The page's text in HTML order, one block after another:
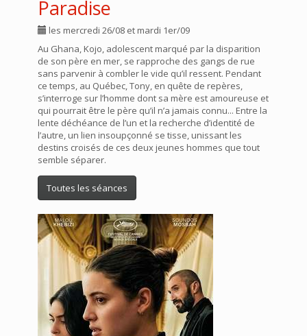
Paradise
les mercredi 26/08 et mardi 1er/09
Au Ghana, Kojo, adolescent marqué par la disparition
de son père en mer, se rapproche des gangs de rue
sans parvenir à combler le vide qu’il ressent. Pendant
ce temps, au Québec, Tony, en quête de repères,
s’interroge sur l’homme dont sa mère est amoureuse et
qui pourrait être le père qu’il n’a jamais connu... Entre la
lente déchéance de l’un et la recherche d’identité de
l’autre, un lien insoupçonné se tisse, unissant les
destins croisés de ces deux jeunes hommes que tout
semble séparer.
Toutes les séances